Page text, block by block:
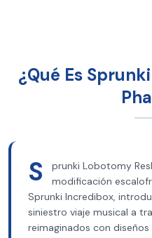
¿Qué Es
S
prunki Lobotomy
modificación
Sprunki Incredibox,
siniestro viaje musical a
reimaginados con